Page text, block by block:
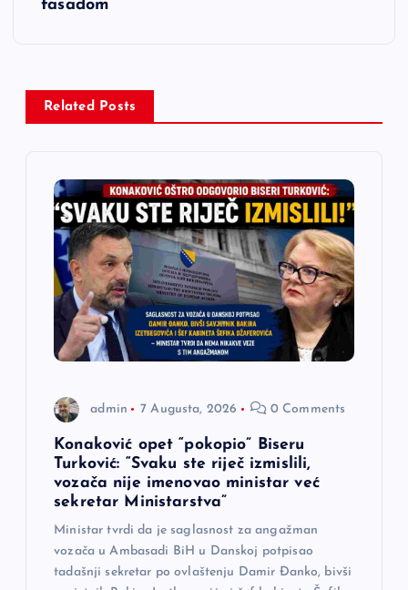
c
fasadom
Related Posts
admin 7 Augusta, 2026 0 Comments
Konaković opet “pokopio” Biseru
Turković: “Svaku ste riječ izmislili,
vozača nije imenovao ministar već
sekretar Ministarstva”
Ministar tvrdi da je saglasnost za angažman
vozača u Ambasadi BiH u Danskoj potpisao
tadašnji sekretar po ovlaštenju Damir Đanko, bivši